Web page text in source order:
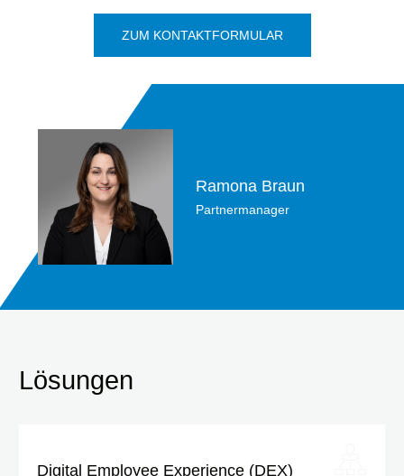
ZUM KONTAKTFORMULAR
Ramona Braun
Partnermanager
Lösungen
Digital Employee Experience (DEX)